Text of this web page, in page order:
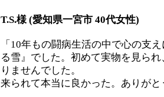
T.S.様 (愛知県一宮市 40代女性)
「10年もの闘病生活の中で心の支
る雪』でした。初めて実物を見ら
りませんでした。
来られて本当に良かった。ありが